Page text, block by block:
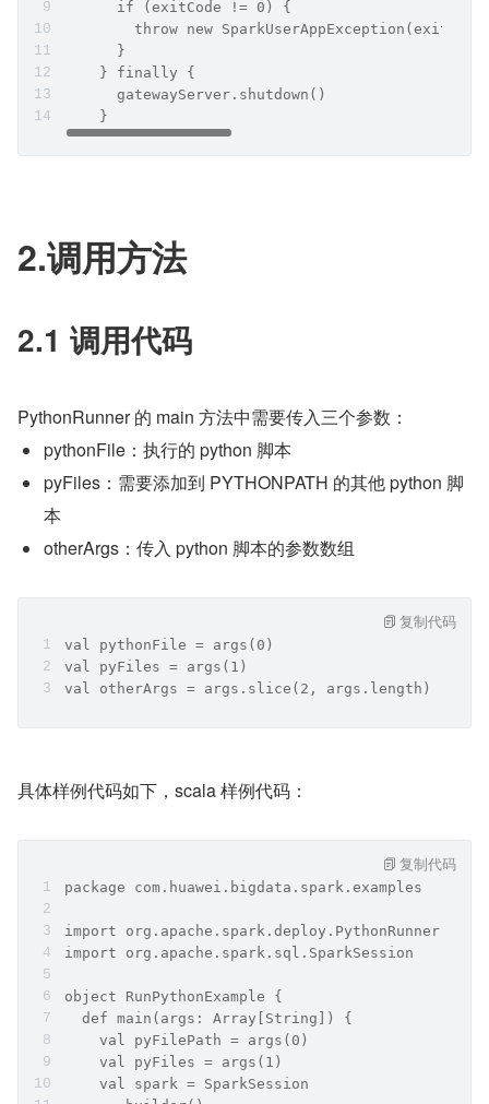
      if (exitCode != 0) {
throw new
      }
    } finally {
      gatewayServer.shutdown()
    }
2.调用方法
2.1 调用代码
PythonRunner 的 main 方法中需要传入三个参数：
pythonFile：执行的 python 脚本
pyFiles：需要添加到 PYTHONPATH 的其他 python 脚
本
otherArgs：传入 python 脚本的参数数组
val pythonFile = args(0)
val pyFiles = args(1)
val otherArgs = args.slice(2, args.length)
复制代码
具体样例代码如下，scala 样例代码：
package com.huawei.bigdata.spark.examples
import org.apache.spark.deploy.PythonRunner
import org.apache.spark.sql.SparkSession
object RunPythonExample {
  def main(args: Array[String]) {
    val pyFilePath = args(0)
    val pyFiles = args(1)
    val spark = SparkSession
复制代码